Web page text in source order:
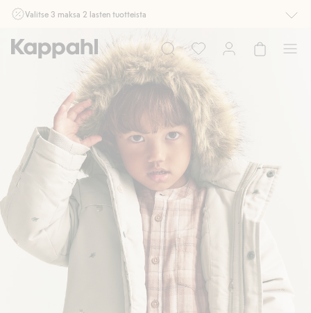
Valitse 3 maksa 2 lasten tuotteista
myymälässä ja verkossa. Ei voi yhdistää muihin alennuksiin tai tarjouksiin.
Osta nyt